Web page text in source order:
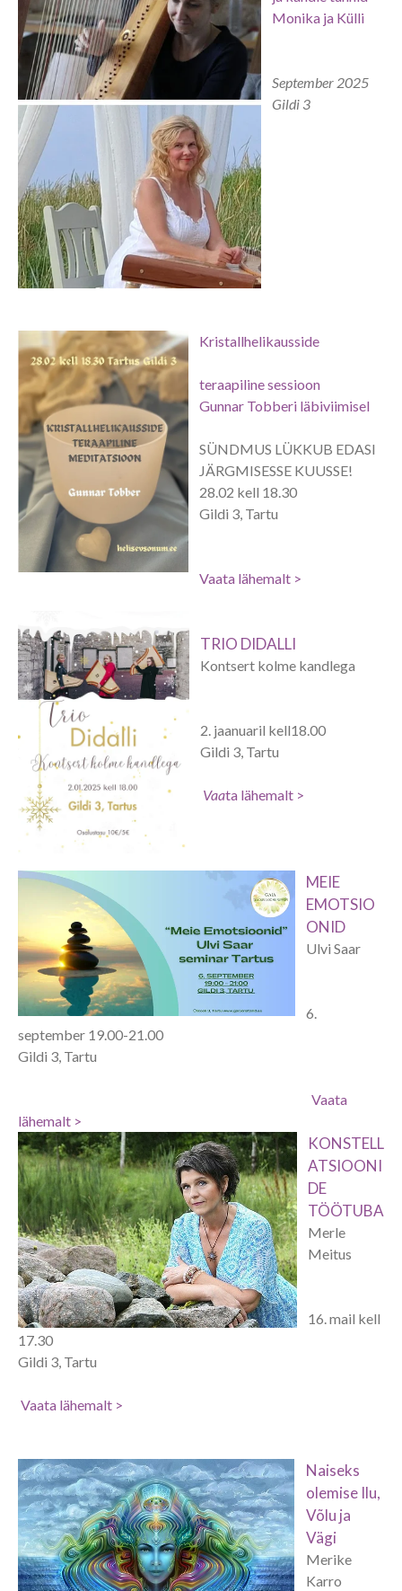
Monika ja Külli
September 2025
Gildi 3
Kristallhelikausside
teraapilinesessioon
Gunnar Tobberi läbiviimisel
SÜNDMUS LÜKKUB EDASI
JÄRGMISESSE KUUSSE!
28.02 kell 18.30
Gildi 3, Tartu
Vaata lähemalt >
TRIO DIDALLI
Kontsert kolme kandlega
2. jaanuaril kell18.00
Gildi 3, Tartu
Vaata lähemalt >
MEIE
EMOTSIO
ONID
Ulvi Saar
6.
september 19.00-21.00
Gildi 3, Tartu
Vaata
lähemalt >
KONSTELL
ATSIOONI
DE
TÖÖTUBA
Merle
Meitus
16. mail kell
17.30
Gildi 3, Tartu
Vaata lähemalt >
Naiseks
olemise Ilu,
Võlu ja
Vägi
Merike
Karro